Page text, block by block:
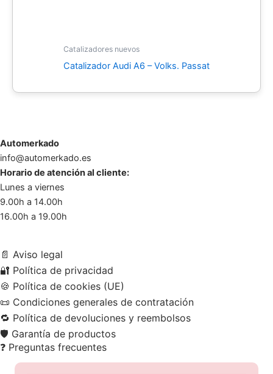
Catalizadores nuevos
Catalizador Audi A6 – Volks. Passat
Automerkado
info@automerkado.es
Horario de atención al cliente:
Lunes a viernes
9.00h a 14.00h
16.00h a 19.00h
📄 Aviso legal
🔐 Política de privacidad
🍪 Política de cookies (UE)
📜 Condiciones generales de contratación
🔁 Política de devoluciones y reembolsos
🛡️ Garantía de productos
❓ Preguntas frecuentes